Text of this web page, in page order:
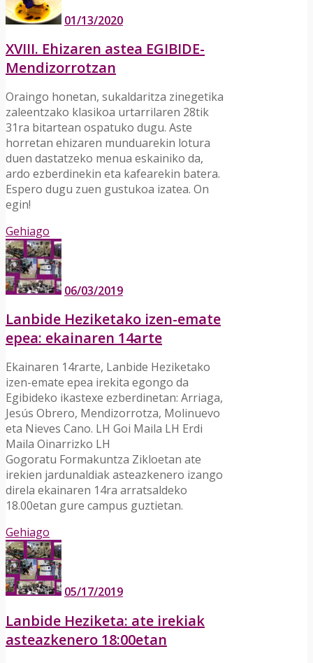
01/13/2020
XVIII. Ehizaren astea EGIBIDE-
Mendizorrotzan
Oraingo honetan, sukaldaritza zinegetika
zaleentzako klasikoa urtarrilaren 28tik
31ra bitartean ospatuko dugu. Aste
horretan ehizaren munduarekin lotura
duen dastatzeko menua eskainiko da,
ardo ezberdinekin eta kafearekin batera.
Espero dugu zuen gustukoa izatea. On
egin!
Gehiago
06/03/2019
Lanbide Heziketako izen-emate
epea: ekainaren 14arte
Ekainaren 14rarte, Lanbide Heziketako
izen-emate epea irekita egongo da
Egibideko ikastexe ezberdinetan: Arriaga,
Jesús Obrero, Mendizorrotza, Molinuevo
eta Nieves Cano. LH Goi Maila LH Erdi
Maila Oinarrizko LH
Gogoratu Formakuntza Zikloetan ate
irekien jardunaldiak asteazkenero izango
direla ekainaren 14ra arratsaldeko
18.00etan gure campus guztietan.
Gehiago
05/17/2019
Lanbide Heziketa: ate irekiak
asteazkenero 18:00etan